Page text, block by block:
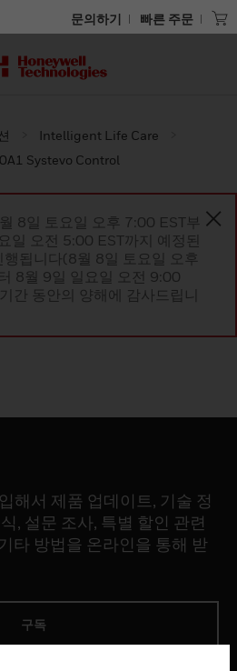
문의하기 빠른 주문
Intelligent Life Care
Systevo Control
8일 토요일 오후 7:00 EST부
일 오전 5:00 EST까지 예정된
행됩니다(8월 8일 토요일 오후
8월 9일 일요일 오전 9:00
간 동안의 양해에 감사드립니
해서 제품 업데이트, 기술 정
, 설문 조사, 특별 할인 관련
타 방법을 온라인을 통해 받
구독